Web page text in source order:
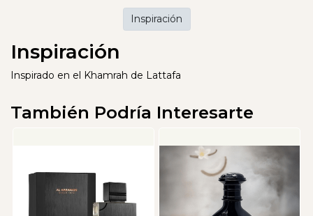
Inspiración
Inspirado en el Khamrah de Lattafa
Inspiración
También Podría Interesarte